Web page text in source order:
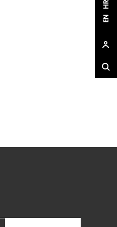
HR
EN